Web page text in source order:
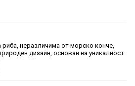
риба, неразличима от морско конче,
дизайн, основан на уникалност